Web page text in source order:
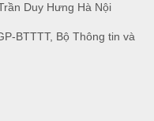
Duy Hưng Hà Nội
BTTTT, Bộ Thông tin và